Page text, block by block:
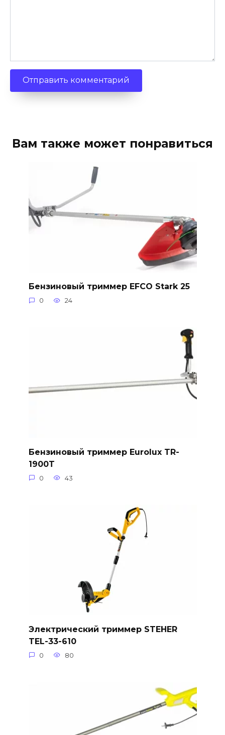
Вам также может понравиться
Бензиновый триммер EFCO Stark 25
0 24
Бензиновый триммер Eurolux TR-
1900T
0 43
Электрический триммер STEHER
TEL-33-610
0 80